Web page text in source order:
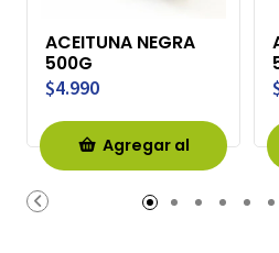
ACEITUNA NEGRA
500G
$4.990
Agregar al
Carro